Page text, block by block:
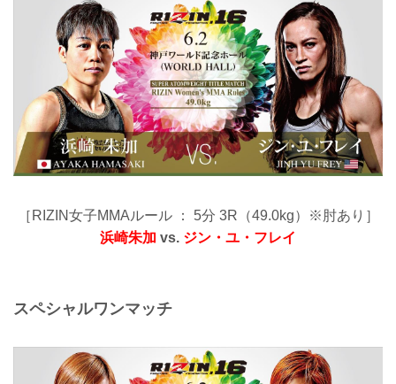
［RIZIN女子MMAルール ： 5分 3R（49.0kg）※肘あり］
浜崎朱加 vs. ジン・ユ・フレイ
スペシャルワンマッチ